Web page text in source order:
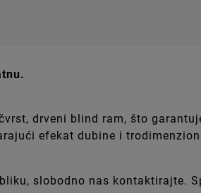
drveni blind ram, što
efekat dubine i
slobodno nas kontaktirajte.